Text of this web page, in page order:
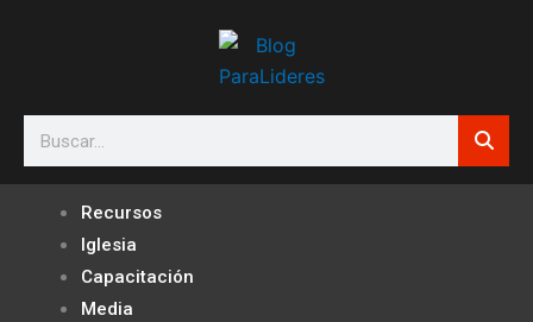
Search
Recursos
Iglesia
Capacitación
Media